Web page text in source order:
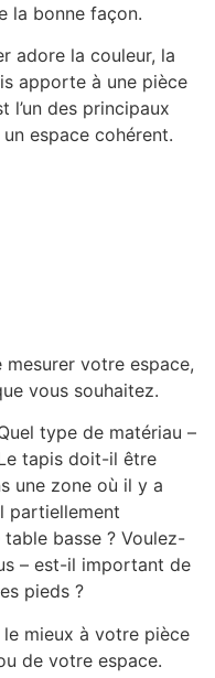
la bonne façon.
adore la couleur, la
apporte à une pièce
des principaux
espace cohérent.
votre espace,
vous souhaitez.
type de matériau –
tapis doit-il être
une zone où il y a
partiellement
basse ? Voulez-
– est-il important de
pieds ?
mieux à votre pièce
de votre espace.